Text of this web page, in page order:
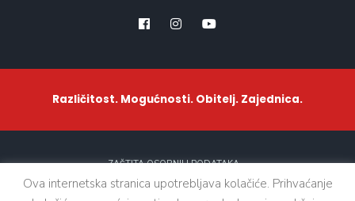
Različitost. Mogućnosti. Obitelj. Zajednica.
ZAŠTITA OSOBNIH PODATAKA
Ova internetska stranica upotrebljava kolačiće. Prihvaćanje